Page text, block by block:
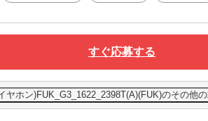
すぐ応募する
ヤホン)FUK_G3_1622_2398T(A)(FUK)のその他